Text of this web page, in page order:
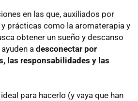
en las que, auxiliados por
prácticas como la aromaterapia y
obtener un sueño y descanso
a desconectar por
las responsabilidades y las
para hacerlo (y vaya que han